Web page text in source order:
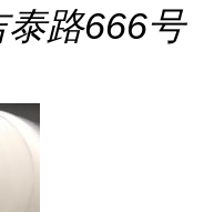
路666号